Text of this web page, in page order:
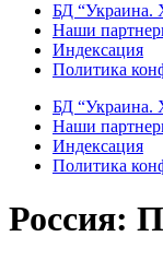
БД
Наши
Индексация
Политика
БД
Наши
Индексация
Политика
Россия: